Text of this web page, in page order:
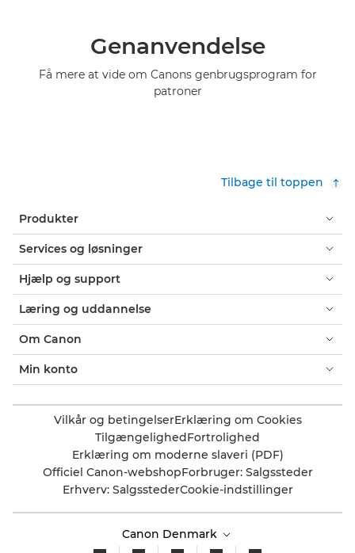
Genanvendelse
Få mere at vide om Canons genbrugsprogram for
patroner
Tilbage til toppen
Produkter
Services og løsninger
Hjælp og support
Læring og uddannelse
Om Canon
Min konto
Vilkår og betingelserErklæring om Cookies
TilgængelighedFortrolighed
Erklæring om moderne slaveri (PDF)
Officiel Canon-webshopForbruger: Salgssteder
Erhverv: SalgsstederCookie-indstillinger
Canon Denmark